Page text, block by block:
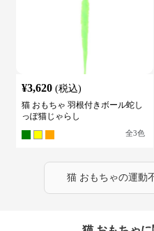
¥3,620 (税込)
猫 おもちゃ 羽根付きボール蛇し
っぽ猫じゃらし
全3色
猫 おもちゃの運動